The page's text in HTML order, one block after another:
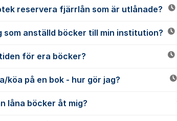
reservera fjärrlån som är utlånade?
som anställd böcker till min institution?
för era böcker?
köa på en bok - hur gör jag?
låna böcker åt mig?